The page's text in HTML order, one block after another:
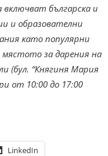
българска и
и образователни
като популярни
за дарения на
(бул. “Княгиня Мария
от 10:00 до 17:00
LinkedIn